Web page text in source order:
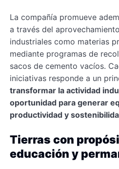
La compañía promueve
a través del
industriales como materias
mediante programas de
sacos de cemento vacíos.
iniciativas responde a un
transformar la actividad
oportunidad para generar
productividad y
Tierras con
educación y